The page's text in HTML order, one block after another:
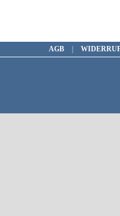
AGB